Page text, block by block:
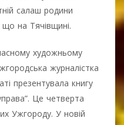
салаш родини
що на Тячівщині.
художньому
журналістка
презентувала книгу
Це четверта
Ужгороду. У новій